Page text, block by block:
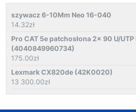
szywacz 6-10Mm Neo 16-040
14.32zł
Pro CAT 5e patchosłona 2x 90 U/UTP
(4040849960734)
175.00zł
Lexmark CX820de (42K0020)
13 300.00zł